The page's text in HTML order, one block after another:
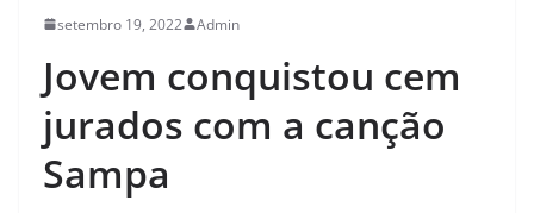
setembro 19, 2022 Admin
Jovem conquistou cem
jurados com a canção
Sampa